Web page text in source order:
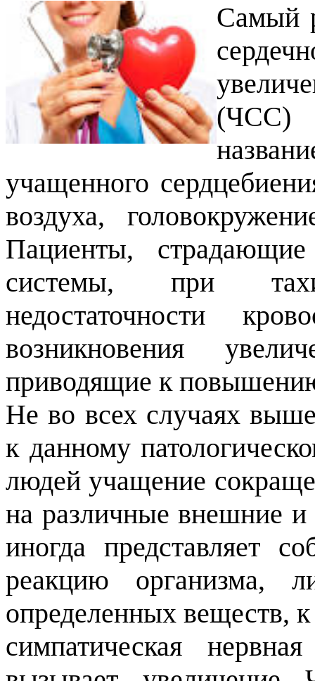
Самый
(ЧСС)
учащенного
воздуха,
Пациенты, страдающие
системы, при
недостаточности
возникновения
приводящие к
Не во всех случаях
к данному
людей учащение
на различные внешние и
иногда представляет
реакцию организма,
определенных веществ,
симпатическая